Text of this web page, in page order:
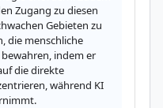
Zugang zu diesen
Gebieten zu
die menschliche
indem er
die direkte
während KI